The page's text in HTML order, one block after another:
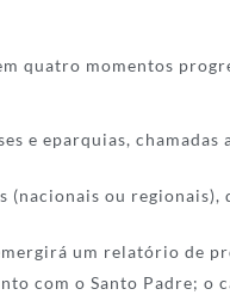
quatro momentos
e eparquias,
(nacionais ou
um relatório de
com o Santo Padre;